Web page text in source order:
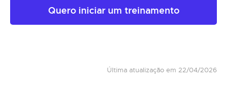
Quero iniciar um treinamento
Última atualização em 22/04/2026